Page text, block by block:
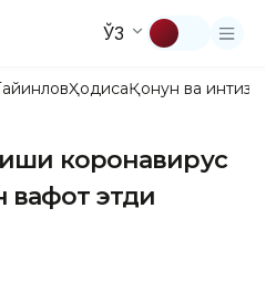
ЎЗ
ҲодисаҚонун ва
коронавирус
вафот этди